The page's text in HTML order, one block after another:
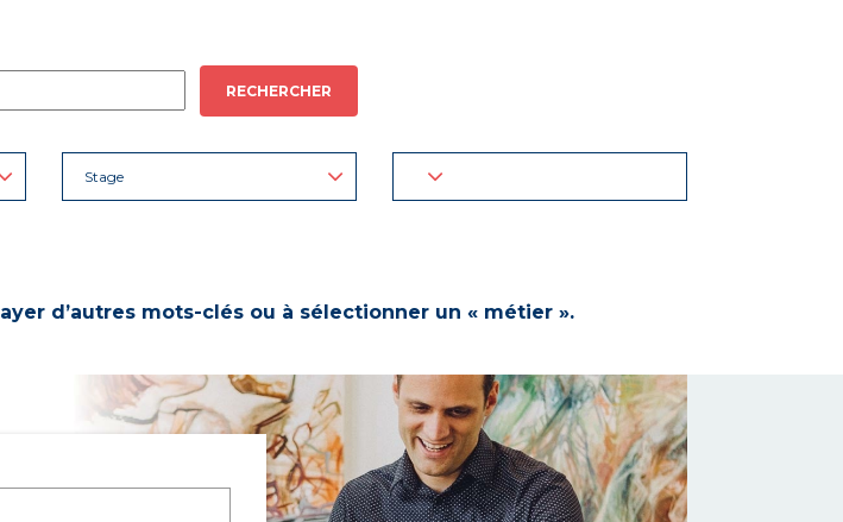
RECHERCHER
Stage
d’autres mots-clés ou à sélectionner un « métier ».